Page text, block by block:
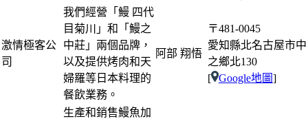
激情極客公
司
我們經營「鰻 四代
目菊川」和「鰻之
中莊」兩個品牌，
以及提供烤肉和天
婦羅等日本料理的
餐飲業務。
阿部 翔悟
〒481-0045
愛知縣北名古屋市中
之鄉北130
[
Google地圖]
生產和銷售鰻魚加